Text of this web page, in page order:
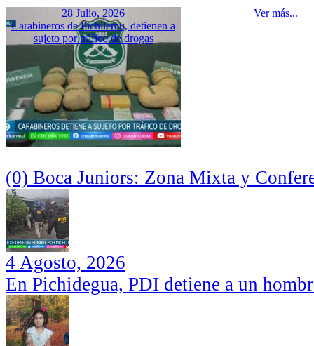
28 Julio, 2026
Carabineros de Pichilemu, detienen a
sujeto por tráfico de drogas
Ver más...
(0) Boca Juniors: Zona Mixta y
4 Agosto, 2026
En Pichidegua, PDI detiene a un